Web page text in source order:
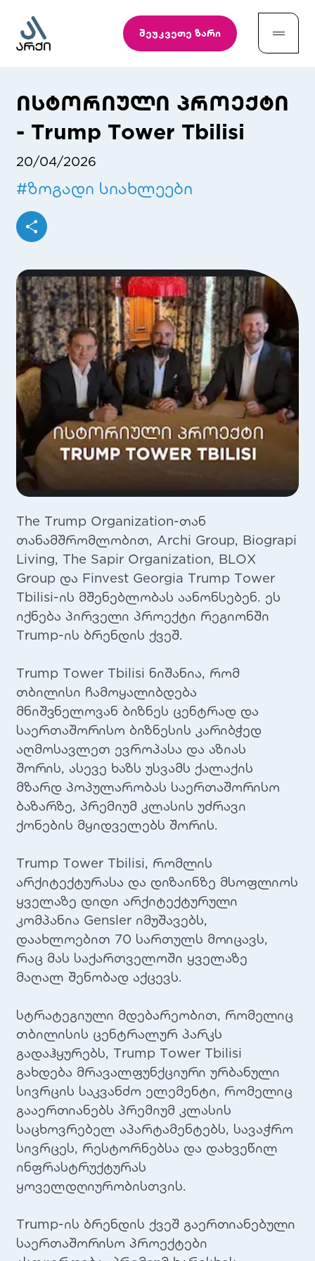
შეუკვეთე ზარი
ისტორიული პროექტი
- Trump Tower Tbilisi
20/04/2026
#ზოგადი სიახლეები
The Trump Organization-თან
თანამშრომლობით, Archi Group, Biograpi
Living, The Sapir Organization, BLOX
Group და Finvest Georgia Trump Tower
Tbilisi-ის მშენებლობას აანონსებენ. ეს
იქნება პირველი პროექტი რეგიონში
Trump-ის ბრენდის ქვეშ.
Trump Tower Tbilisi ნიშანია, რომ
თბილისი ჩამოყალიბდება
მნიშვნელოვან ბიზნეს ცენტრად და
საერთაშორისო ბიზნესის კარიბჭედ
აღმოსავლეთ ევროპასა და აზიას
შორის, ასევე ხაზს უსვამს ქალაქის
მზარდ პოპულარობას საერთაშორისო
ბაზარზე, პრემიუმ კლასის უძრავი
ქონების მყიდველებს შორის.
Trump Tower Tbilisi, რომლის
არქიტექტურასა და დიზაინზე მსოფლიოს
ყველაზე დიდი არქიტექტურული
კომპანია Gensler იმუშავებს,
დაახლოებით 70 სართულს მოიცავს,
რაც მას საქართველოში ყველაზე
მაღალ შენობად აქცევს.
სტრატეგიული მდებარეობით, რომელიც
თბილისის ცენტრალურ პარკს
გადაჰყურებს, Trump Tower Tbilisi
გახდება მრავალფუნქციური ურბანული
სივრცის საკვანძო ელემენტი, რომელიც
გააერთიანებს პრემიუმ კლასის
საცხოვრებელ აპარტამენტებს, სავაჭრო
სივრცეს, რესტორნებსა და დახვეწილ
ინფრასტრუქტურას
ყოველდღიურობისთვის.
Trump-ის ბრენდის ქვეშ გაერთიანებული
საერთაშორისო პროექტები